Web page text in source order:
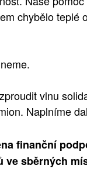
chybělo teplé
vlnu
Naplníme
finanční
ve sběrných